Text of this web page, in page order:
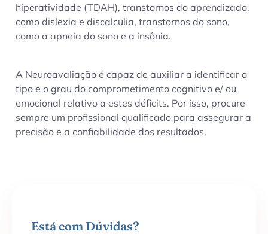
hiperatividade (TDAH), transtornos do aprendizado,
como dislexia e discalculia, transtornos do sono,
como a apneia do sono e a insônia.
A Neuroavaliação é capaz de auxiliar a identificar o
tipo e o grau do comprometimento cognitivo e/ ou
emocional relativo a estes déficits. Por isso, procure
sempre um profissional qualificado para assegurar a
precisão e a confiabilidade dos resultados.
Está com Dúvidas?